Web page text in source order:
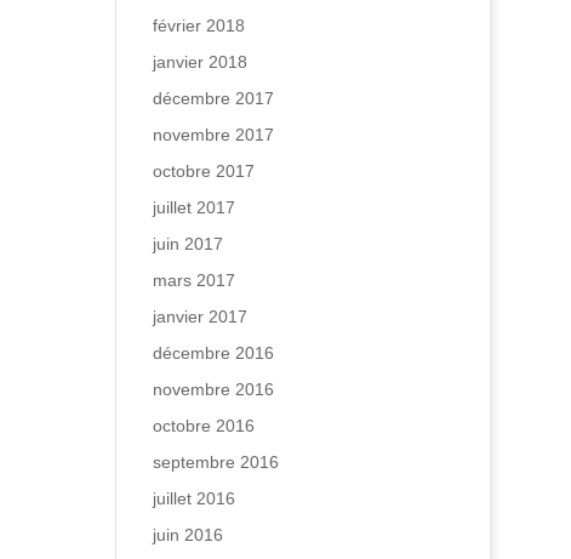
février 2018
janvier 2018
décembre 2017
novembre 2017
octobre 2017
juillet 2017
juin 2017
mars 2017
janvier 2017
décembre 2016
novembre 2016
octobre 2016
septembre 2016
juillet 2016
juin 2016